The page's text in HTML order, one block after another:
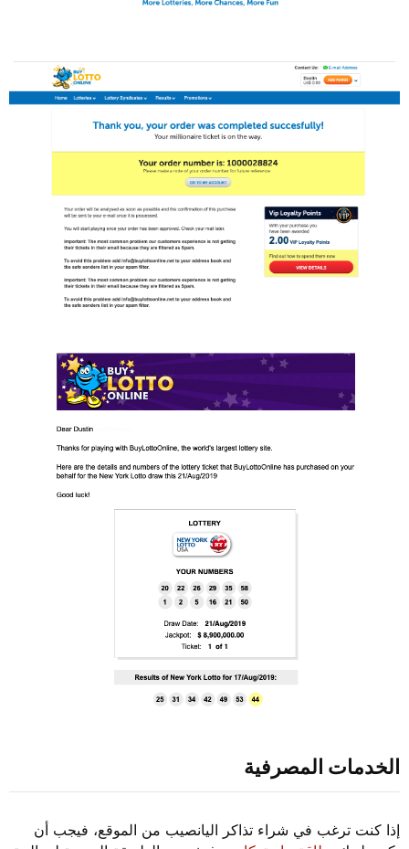
الخدمات المصرفية
إذا كنت ترغب في شراء تذاكر اليانصيب من الموقع، فيجب أن